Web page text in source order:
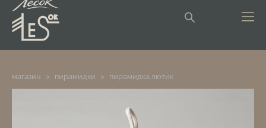
магазин > пирамидки > пирамидка лютик